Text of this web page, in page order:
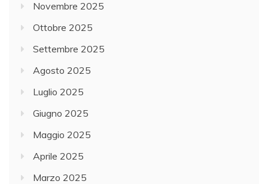
Novembre 2025
Ottobre 2025
Settembre 2025
Agosto 2025
Luglio 2025
Giugno 2025
Maggio 2025
Aprile 2025
Marzo 2025